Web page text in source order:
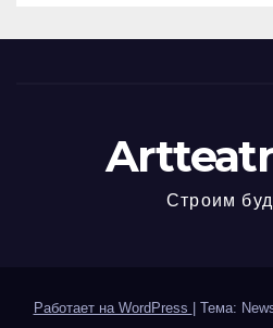
Строим
Работает на WordPress Тема: